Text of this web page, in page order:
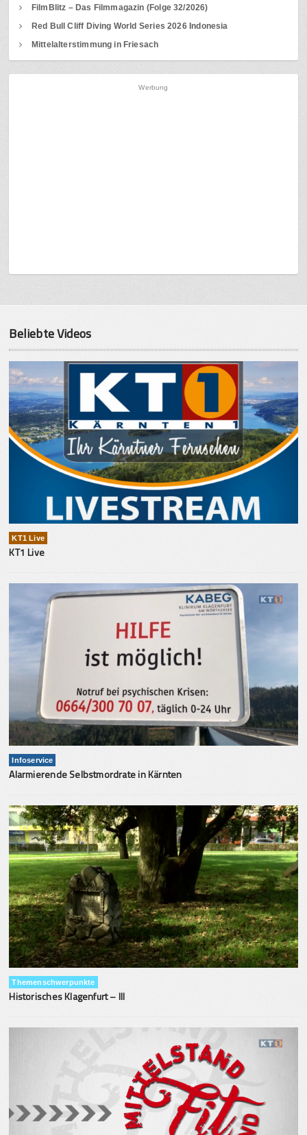
FilmBlitz – Das Filmmagazin (Folge 32/2026)
Red Bull Cliff Diving World Series 2026 Indonesia
Mittelalterstimmung in Friesach
Werbung
Beliebte Videos
KT1 Live
KT1 Live
Infoservice
Alarmierende Selbstmordrate in Kärnten
Themenschwerpunkte
Historisches Klagenfurt – III